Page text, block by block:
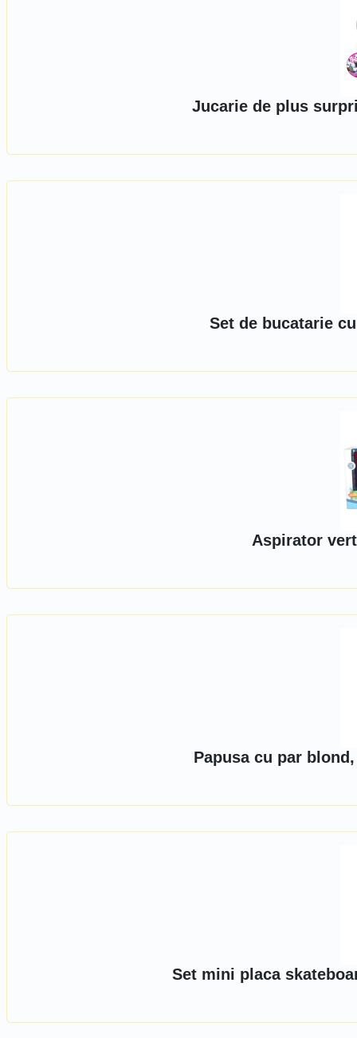
Jucarie de plus
Set de bucatarie
Aspirator
Papusa cu par
Set mini placa